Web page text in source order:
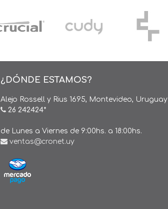
¿DÓNDE ESTAMOS?
Alejo Rossell y Rius 1695, Montevideo, Uruguay
26 242424*
de Lunes a Viernes de 9:00hs. a 18:00hs.
ventas@cronet.uy